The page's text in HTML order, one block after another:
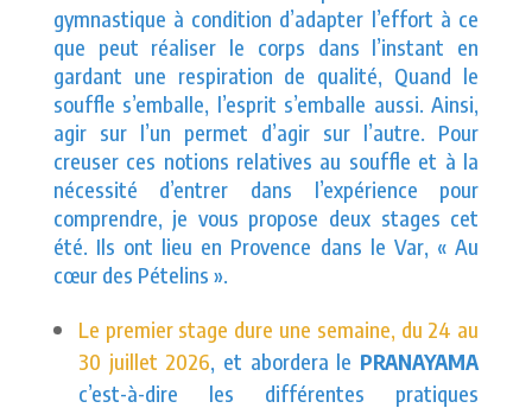
gymnastique à condition d’adapter l’effort à ce
que peut réaliser le corps dans l’instant en
gardant une respiration de qualité, Quand le
souffle s’emballe, l’esprit s’emballe aussi. Ainsi,
agir sur l’un permet d’agir sur l’autre. Pour
creuser ces notions relatives au souffle et à la
nécessité d’entrer dans l’expérience pour
comprendre, je vous propose deux stages cet
été. Ils ont lieu en Provence dans le Var, « Au
cœur des Pételins ».
Le premier stage dure une semaine, du 24 au
30 juillet 2026, et abordera le PRANAYAMA
c’est-à-dire les différentes pratiques